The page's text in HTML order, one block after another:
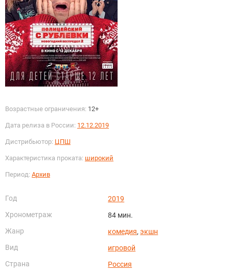
Возрастные ограничения: 12+
Дата релиза в России: 12.12.2019
Дистрибьютор: ЦПШ
Характеристика проката: широкий
Период: Архив
Год
2019
Хронометраж
84 мин.
Жанр
комедия,экшн
Вид
игровой
Страна
Россия